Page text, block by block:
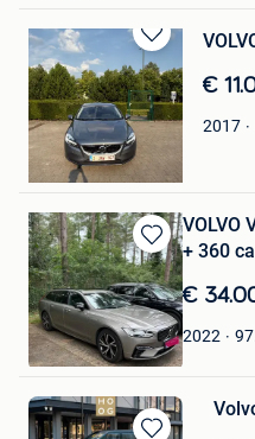
Bewaren
in
Mijn
Favorieten
€
2017
YR
Ruisbroek
Bewaren
in
Mijn
Favorieten
VOLVO
+ 360
€
2022
Sofie R.
Vorselaar